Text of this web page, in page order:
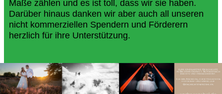
Maße zählen und es ist toll, dass wir sie haben.
Darüber hinaus danken wir aber auch all unseren
nicht kommerziellen Spendern und Förderern
herzlich für ihre Unterstützung.